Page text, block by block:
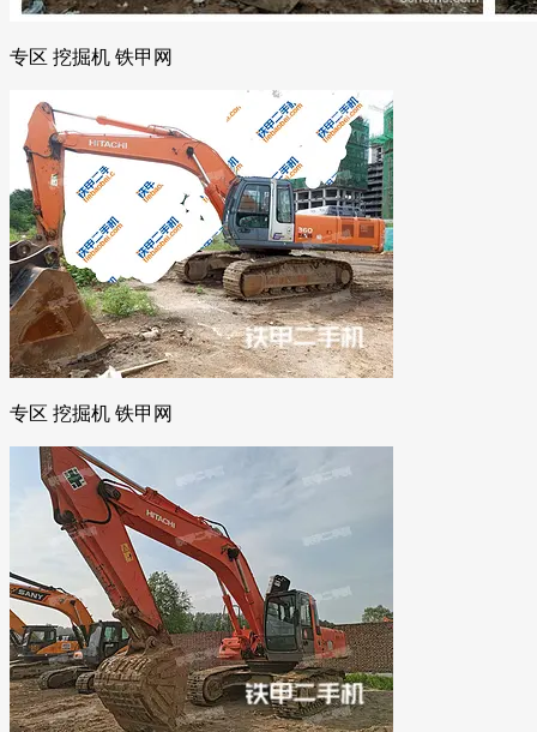
专区 挖掘机 铁甲网
专区 挖掘机 铁甲网